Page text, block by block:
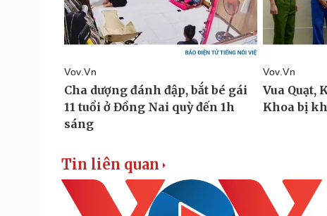
Tin liên quan